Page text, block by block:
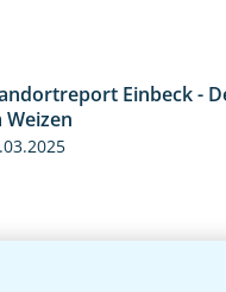
Einbeck -
Weizen